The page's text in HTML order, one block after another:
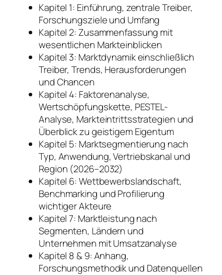
Kapitel 1: Einführung, zentrale Treiber,
Forschungsziele und Umfang
Kapitel 2: Zusammenfassung mit
wesentlichen Markteinblicken
Kapitel 3: Marktdynamik einschließlich
Treiber, Trends, Herausforderungen
und Chancen
Kapitel 4: Faktorenanalyse,
Wertschöpfungskette, PESTEL-
Analyse, Markteintrittsstrategien und
Überblick zu geistigem Eigentum
Kapitel 5: Marktsegmentierung nach
Typ, Anwendung, Vertriebskanal und
Region (2026–2032)
Kapitel 6: Wettbewerbslandschaft,
Benchmarking und Profilierung
wichtiger Akteure
Kapitel 7: Marktleistung nach
Segmenten, Ländern und
Unternehmen mit Umsatzanalyse
Kapitel 8 & 9: Anhang,
Forschungsmethodik und Datenquellen